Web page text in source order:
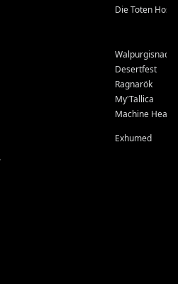
Die Toten
Walpurgisnacht
Desertfest
Ragnarök
My'Tallica
Machine Head
Exhumed